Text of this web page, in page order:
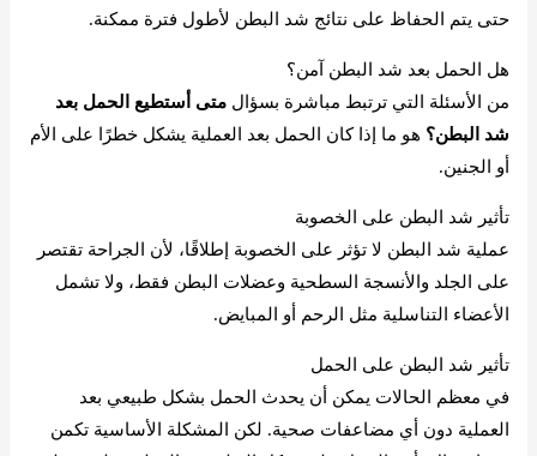
حتى يتم الحفاظ على نتائج شد البطن لأطول فترة ممكنة.
هل الحمل بعد شد البطن آمن؟
من الأسئلة التي ترتبط مباشرة بسؤالمتى أستطيع الحمل بعد
شد البطن؟ هو ما إذا كان الحمل بعد العملية يشكل خطرًا على الأم
أو الجنين.
تأثير شد البطن على الخصوبة
عملية شد البطن لا تؤثر على الخصوبة إطلاقًا، لأن الجراحة تقتصر
على الجلد والأنسجة السطحية وعضلات البطن فقط، ولا تشمل
الأعضاء التناسلية مثل الرحم أو المبايض.
تأثير شد البطن على الحمل
في معظم الحالات يمكن أن يحدث الحمل بشكل طبيعي بعد
العملية دون أي مضاعفات صحية. لكن المشكلة الأساسية تكمن